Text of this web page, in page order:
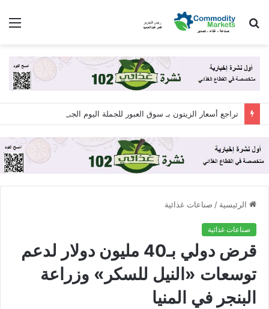
بحث
الرئيسية / صناعات غذائية
صناعات غذائية
قرض دولي بـ40 مليون دولار لدعم
توسعات «النيل للسكر» وزراعة
البنجر في المنيا